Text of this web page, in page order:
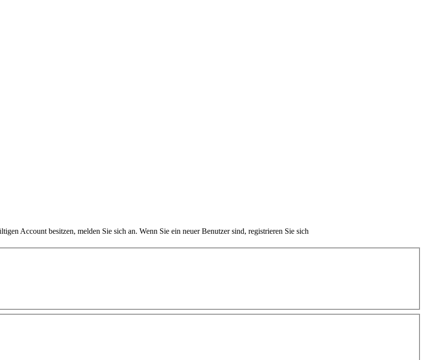
Account besitzen, melden Sie sich an. Wenn Sie ein neuer Benutzer sind, registrieren Sie sich